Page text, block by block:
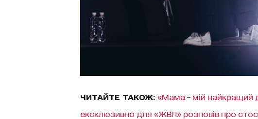
ЧИТАЙТЕ ТАКОЖ: «Мама – мій найкращий
ексклюзивно для «ЖВЛ» розповів про